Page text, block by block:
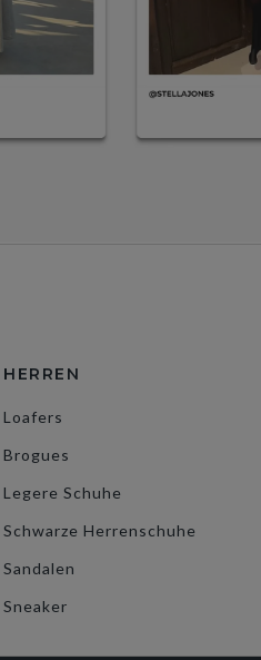
HERREN
Loafers
Brogues
Legere Schuhe
Schwarze Herrenschuhe
Sandalen
Sneaker